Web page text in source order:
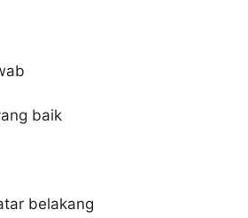
baik
belakang